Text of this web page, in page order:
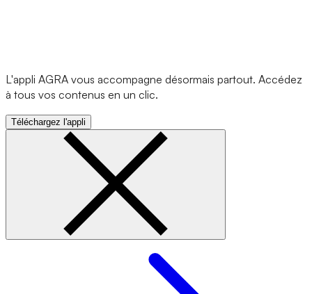
L'appli AGRA vous accompagne désormais partout. Accédez
à tous vos contenus en un clic.
Téléchargez l'appli